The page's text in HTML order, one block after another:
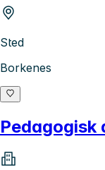
Sted
Borkenes
Pedagogisk